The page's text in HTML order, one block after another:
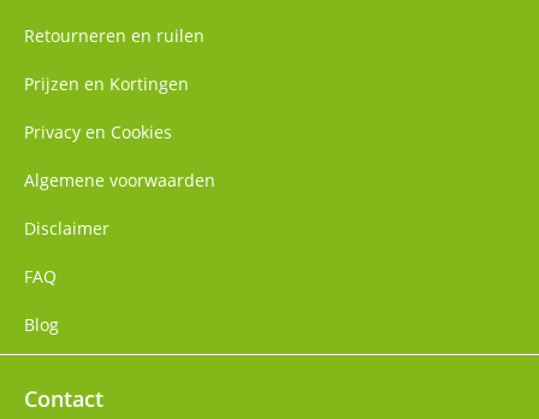
Retourneren en ruilen
Prijzen en Kortingen
Privacy en Cookies
Algemene voorwaarden
Disclaimer
FAQ
Blog
Contact